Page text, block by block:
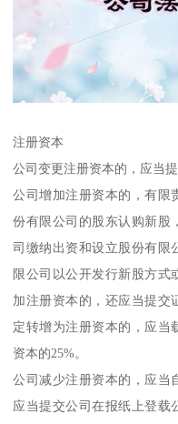
注册资本
公司变更注册资本的，应当
公司增加注册资本的，有限
份有限公司的股东认购新股
司缴纳出资和设立股份有限
限公司以公开发行新股方式
加注册资本的，还应当提交
定转增为注册资本的，应当
资本的25%。
公司减少注册资本的，应当
应当提交公司在报纸上登载